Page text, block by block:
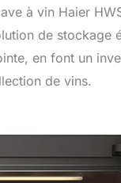
à vin Haier
de
en font un
de vins.